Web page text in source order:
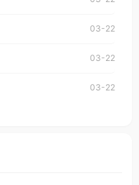
大利亚、欧洲等国家和地区
放。 遇到这个问题
权限制」的问题，无论人在
03-22
03-22
03-22